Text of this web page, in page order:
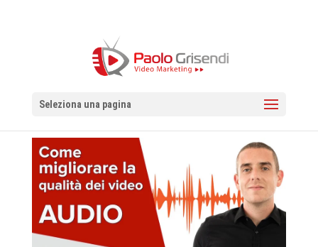
Seleziona una pagina